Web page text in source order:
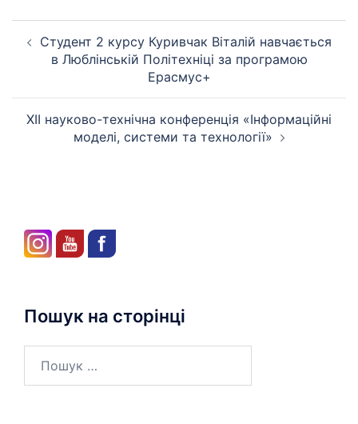
Студент 2 курсу Куривчак Віталій навчається
в Люблінській Політехніці за програмою
Ерасмус+
XІІ науково-технічна конференція «Інформаційні
моделі, системи та технології»
Пошук на сторінці